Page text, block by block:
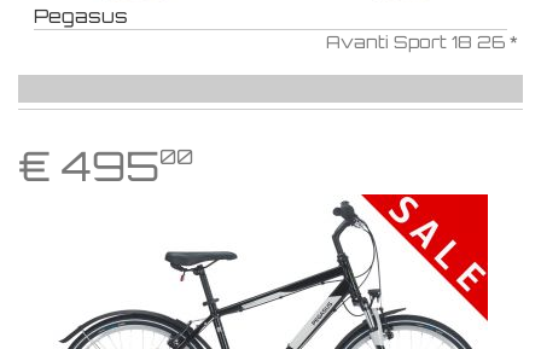
Pegasus
Avanti Sport 18 26 *
€ 49500